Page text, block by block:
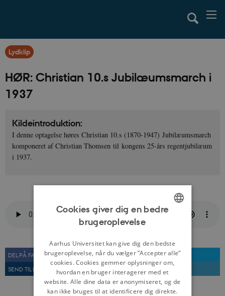
Lydklip
HØR: Christian 10.s Jubilæumsmarch i
1937
Kildeintroduktion:
I denne optagelse høres Christian 10.s (1870-1947) Jubilæumsmarch
komponeret af Christian Thomsen til kongens 25-års regentjubilæum
i 1937.
DEL PÅ FACEBOOK
DEL PÅ TWITTER
SEND TIL EN VEN
UDSKRIV
DANISH
Cookies giver dig en bedre
brugeroplevelse
Aarhus Universitet kan give dig den bedste
brugeroplevelse, når du vælger ”Accepter alle”
cookies. Cookies gemmer oplysninger om,
hvordan en bruger interagerer med et
website. Alle dine data er anonymiseret, og de
kan ikke bruges til at identificere dig direkte.